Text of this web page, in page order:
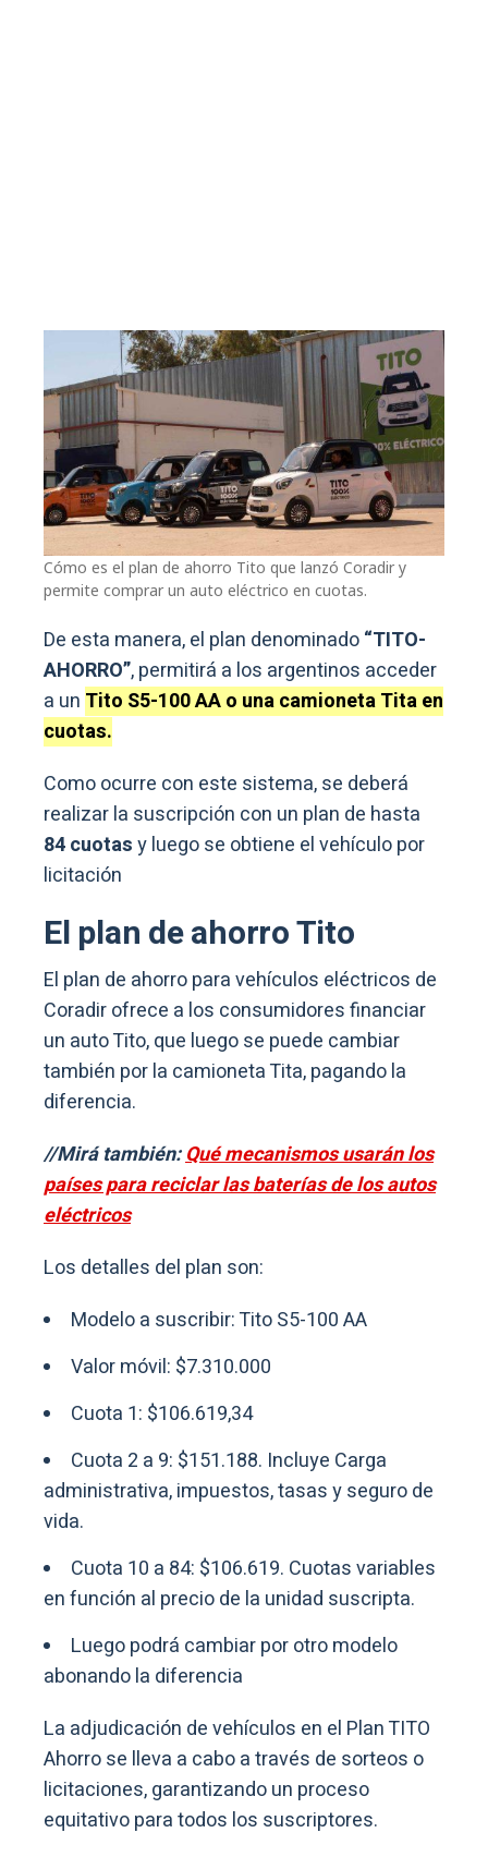
Cómo es el plan de ahorro Tito que lanzó Coradir y
permite comprar un auto eléctrico en cuotas.
De esta manera, el plan denominado“TITO-
AHORRO”, permitirá a los argentinos acceder
a un Tito S5-100 AA o una camioneta Tita en
cuotas.
Como ocurre con este sistema, se deberá
realizar la suscripción con un plan de hasta
84 cuotasy luego se obtiene el vehículo por
licitación
El plan de ahorro Tito
El plan de ahorro para vehículos eléctricos de
Coradir ofrece a los consumidores financiar
un auto Tito, que luego se puede cambiar
también por la camioneta Tita, pagando la
diferencia.
//Mirá también:Qué mecanismos usarán los
países para reciclar las baterías de los autos
eléctricos
Los detalles del plan son:
Modelo a suscribir: Tito S5-100 AA
Valor móvil: $7.310.000
Cuota 1: $106.619,34
Cuota 2 a 9: $151.188. Incluye Carga
administrativa, impuestos, tasas y seguro de
vida.
Cuota 10 a 84: $106.619. Cuotas variables
en función al precio de la unidad suscripta.
Luego podrá cambiar por otro modelo
abonando la diferencia
La adjudicación de vehículos en el Plan TITO
Ahorro se lleva a cabo a través de sorteos o
licitaciones, garantizando un proceso
equitativo para todos los suscriptores.